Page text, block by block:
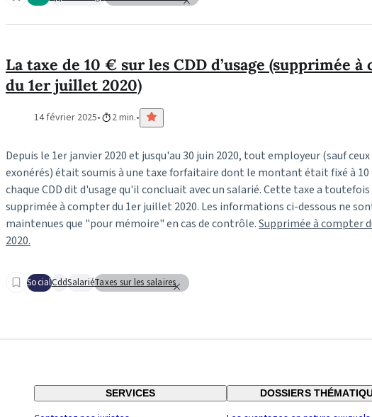
La taxe de 10 € sur les CDD d’usage (supprimée à
du 1er juillet 2020)
14 février 2025 2 min.
Depuis le 1er janvier 2020 et jusqu'au 30 juin 2020, tout employeur (sauf
exonérés) était soumis à une taxe forfaitaire dont le montant était fixé à 10
chaque CDD dit d'usage qu'il concluait avec un salarié. Cette taxe a
supprimée à compter du 1er juillet 2020. Les informations ci-dessous ne
maintenues que "pour mémoire" en cas de contrôle.Supprimée à compter
2020.
SocialCddSalariéTaxes sur les salaires
SERVICES DOSSIERS